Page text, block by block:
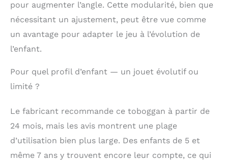
pour augmenter l’angle. Cette modularité, bien que
nécessitant un ajustement, peut être vue comme
un avantage pour adapter le jeu à l’évolution de
l’enfant.
Pour quel profil d’enfant — un jouet évolutif ou
limité ?
Le fabricant recommande ce toboggan à partir de
24 mois, mais les avis montrent une plage
d’utilisation bien plus large. Des enfants de 5 et
même 7 ans y trouvent encore leur compte, ce qui